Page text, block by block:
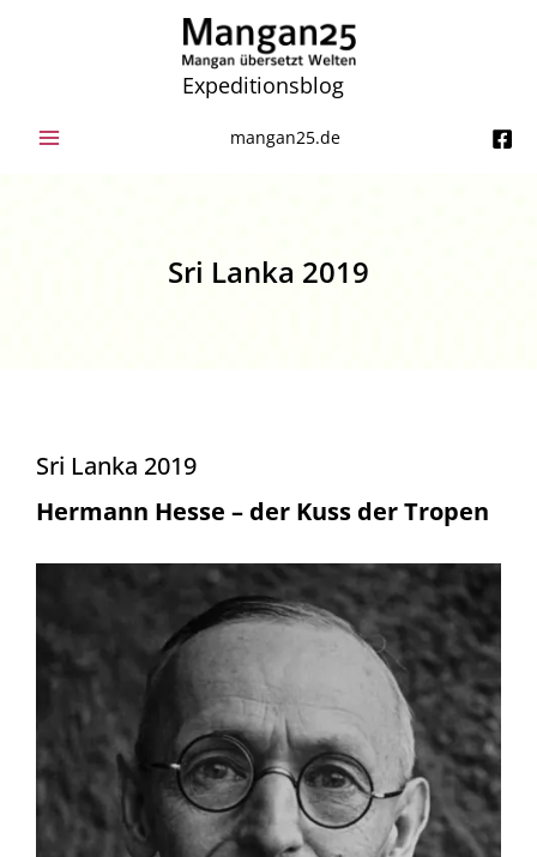
Expeditionsblog
mangan25.de
Sri Lanka 2019
Sri Lanka 2019
Hermann Hesse – der Kuss der Tropen